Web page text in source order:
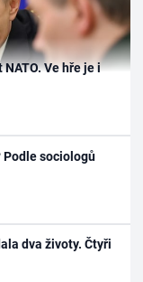
Ve hře je i
Podle sociologů
dva životy. Čtyři